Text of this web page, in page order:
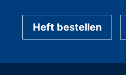
Heft bestellen